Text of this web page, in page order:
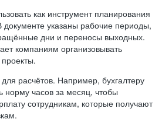
как инструмент планирования
документе указаны рабочие периоды,
дни и переносы выходных.
компаниям организовывать
расчётов. Например, бухгалтеру
норму часов за месяц, чтобы
сотрудникам, которые получают